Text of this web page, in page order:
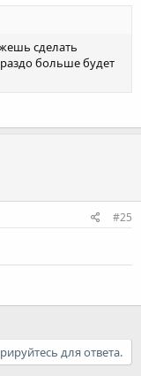
сделать
больше будет
#25
для ответа.